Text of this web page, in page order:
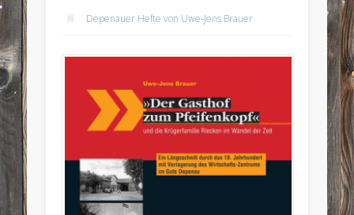
Depenauer Hefte von Uwe-Jens Brauer